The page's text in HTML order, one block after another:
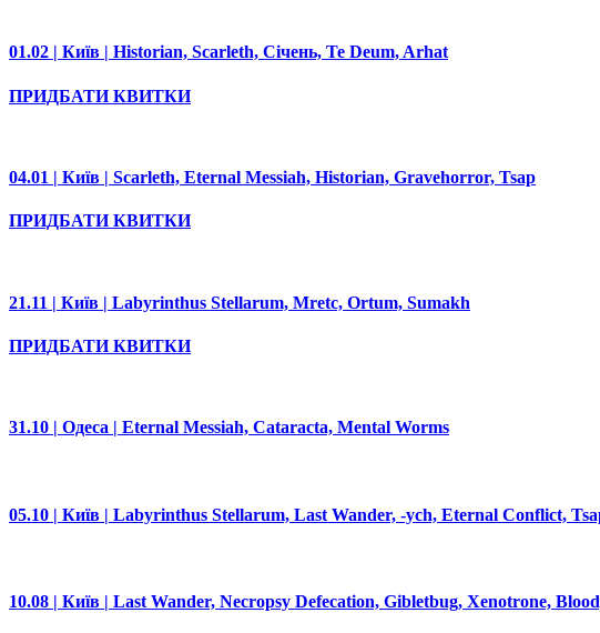
01.02 | Київ | Historian, Scarleth, Січень, Te Deum, Arhat
ПРИДБАТИ КВИТКИ
04.01 | Київ | Scarleth, Eternal Messiah, Historian, Gravehorror, Tsap
ПРИДБАТИ КВИТКИ
21.11 | Київ | Labyrinthus Stellarum, Mretc, Ortum, Sumakh
ПРИДБАТИ КВИТКИ
31.10 | Одеса | Eternal Messiah, Cataracta, Mental Worms
05.10 | Київ | Labyrinthus Stellarum, Last Wander, -ych, Eternal Conflict,
10.08 | Київ | Last Wander, Necropsy Defecation, Gibletbug, Xenotrone,